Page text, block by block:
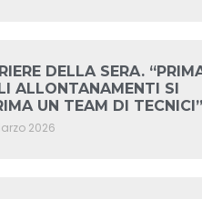
DELLA SERA.
ALLONTANAMENTI SI
UN TEAM DI TECNICI”
2026